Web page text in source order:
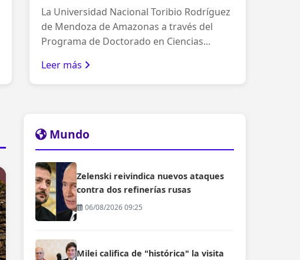
La Universidad Nacional Toribio Rodríguez
de Mendoza de Amazonas a través del
Programa de Doctorado en Ciencias...
Leer más
Mundo
Zelenski reivindica nuevos ataques
contra dos refinerías rusas
06/08/2026 09:25
Milei califica de "histórica" la visita